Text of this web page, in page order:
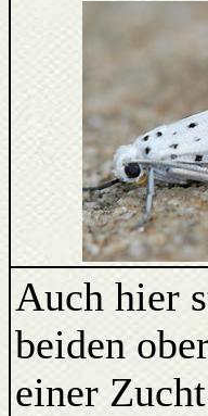
Auch hier
beiden
einer